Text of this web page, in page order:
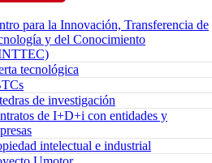
para la Innovación, Transferencia de
y del Conocimiento
tecnológica
de investigación
de I+D+i con entidades y
intelectual e industrial